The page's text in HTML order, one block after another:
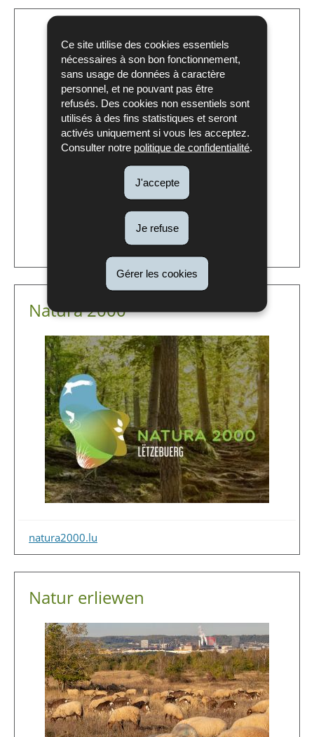
Ce site utilise des cookies essentiels
nécessaires à son bon fonctionnement,
sans usage de données à caractère
personnel, et ne pouvant pas être
refusés. Des cookies non essentiels sont
utilisés à des fins statistiques et seront
activés uniquement si vous les acceptez.
Consulter notre politique de confidentialité.
J'accepte
Je refuse
Gérer les cookies
Natura 2000
natura2000.lu
Natur erliewen